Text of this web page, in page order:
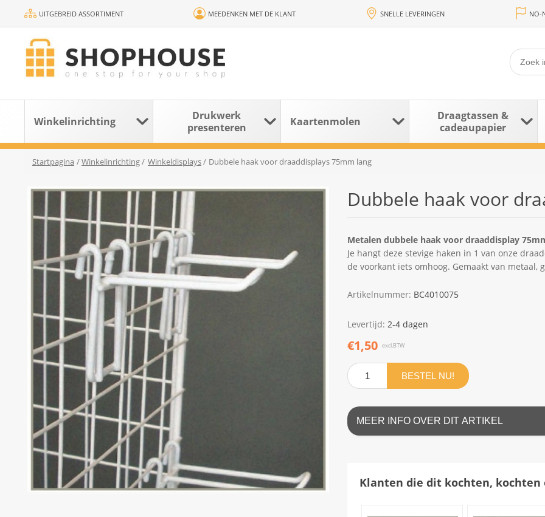
UITGEBREID ASSORTIMENT MEEDENKEN MET DE KLANT SNELLE LEVERINGEN NO-
Winkelinrichting
Drukwerk
presenteren
Kaartenmolen
Draagtassen &
cadeaupapier
Startpagina /Winkelinrichting/ Winkeldisplays/ Dubbele haak voor draaddisplays 75mm lang
Dubbele haak voor
Metalen dubbele haak voor draaddisplay
Je hangt deze stevige haken in 1 van onze
de voorkant iets omhoog. Gemaakt van metaal,
Artikelnummer: BC4010075
Levertijd: 2-4 dagen
€1,50 excl.BTW
BESTEL NU!
MEER INFO OVER DIT ARTIKEL
Klanten die dit kochten, kochten